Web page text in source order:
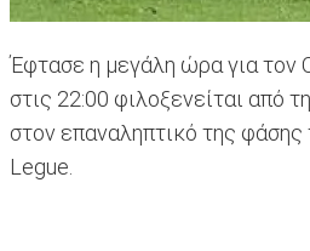
Έφτασε η μεγάλη ώρα για τον
στις 22:00 φιλοξενείται από
στον επαναληπτικό της
Legue.